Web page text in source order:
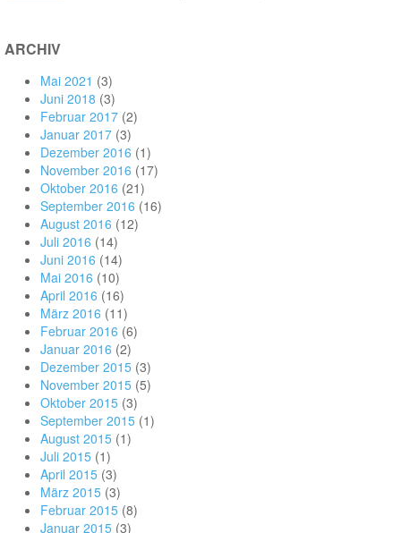
ARCHIV
Mai 2021 (3)
Juni 2018 (3)
Februar 2017 (2)
Januar 2017 (3)
Dezember 2016 (1)
November 2016 (17)
Oktober 2016 (21)
September 2016 (16)
August 2016 (12)
Juli 2016 (14)
Juni 2016 (14)
Mai 2016 (10)
April 2016 (16)
März 2016 (11)
Februar 2016 (6)
Januar 2016 (2)
Dezember 2015 (3)
November 2015 (5)
Oktober 2015 (3)
September 2015 (1)
August 2015 (1)
Juli 2015 (1)
April 2015 (3)
März 2015 (3)
Februar 2015 (8)
Januar 2015 (3)